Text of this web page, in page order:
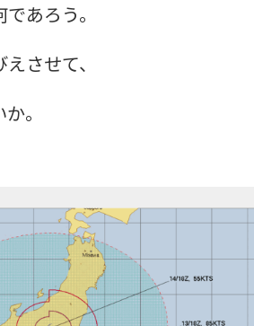
あろう。
させて、
。